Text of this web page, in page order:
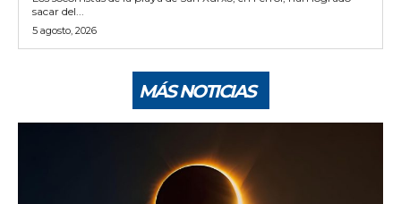
sacar del...
5 agosto, 2026
MÁS NOTICIAS